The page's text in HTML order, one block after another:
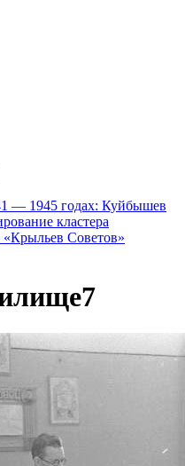
— 1945 годах: Куйбышев
кластера
Советов»